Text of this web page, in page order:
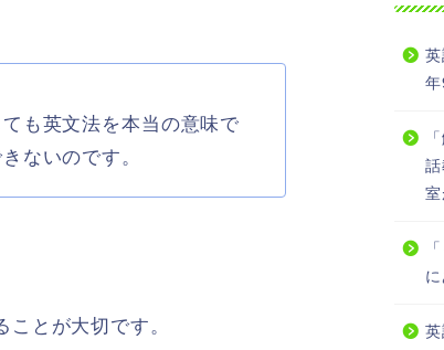
も英文法を本当の意味で
ないのです。
とが大切です。
室